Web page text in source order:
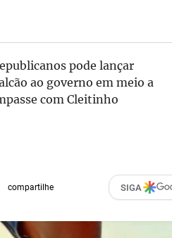
pode lançar
ao governo em meio a
com Cleitinho
compartilhe SIGA